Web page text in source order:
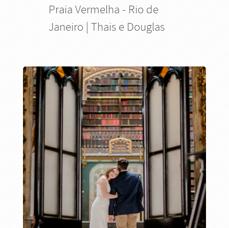
Praia Vermelha - Rio de
Janeiro | Thais e Douglas